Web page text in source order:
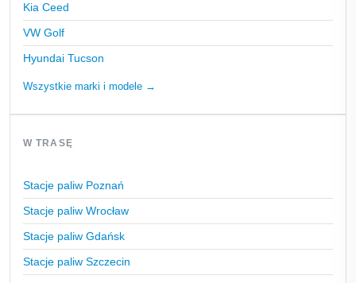
Kia Ceed
VW Golf
Hyundai Tucson
Wszystkie marki i modele →
W TRASĘ
Stacje paliw Poznań
Stacje paliw Wrocław
Stacje paliw Gdańsk
Stacje paliw Szczecin